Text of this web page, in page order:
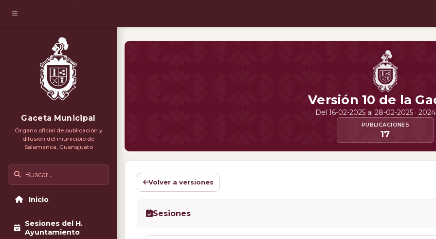
Gaceta Municipal
Órgano oficial de publicación y
difusión del municipio de
Salamanca, Guanajuato
Buscar
Inicio
Sesiones del H.
Ayuntamiento
Versión 10 de la
Del 16-02-2025 al 28-02-2025 ·
PUBLICACIONES
17
Volver a versiones
Sesiones